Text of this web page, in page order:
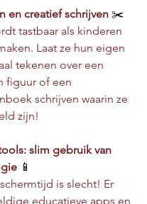
en creatief schrijven ✂️
tastbaar als kinderen
Laat ze hun eigen
tekenen over een
figuur of een
schrijven waarin ze
zijn!
slim gebruik van
📱
is slecht! Er
educatieve apps en